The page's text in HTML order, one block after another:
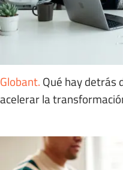
Globant. Qué hay detrás
acelerar la